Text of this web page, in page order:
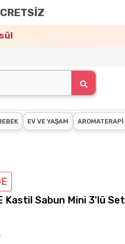
EV VE YAŞAM AROMATERAPİ
Kastil Sabun Mini 3'lü Set